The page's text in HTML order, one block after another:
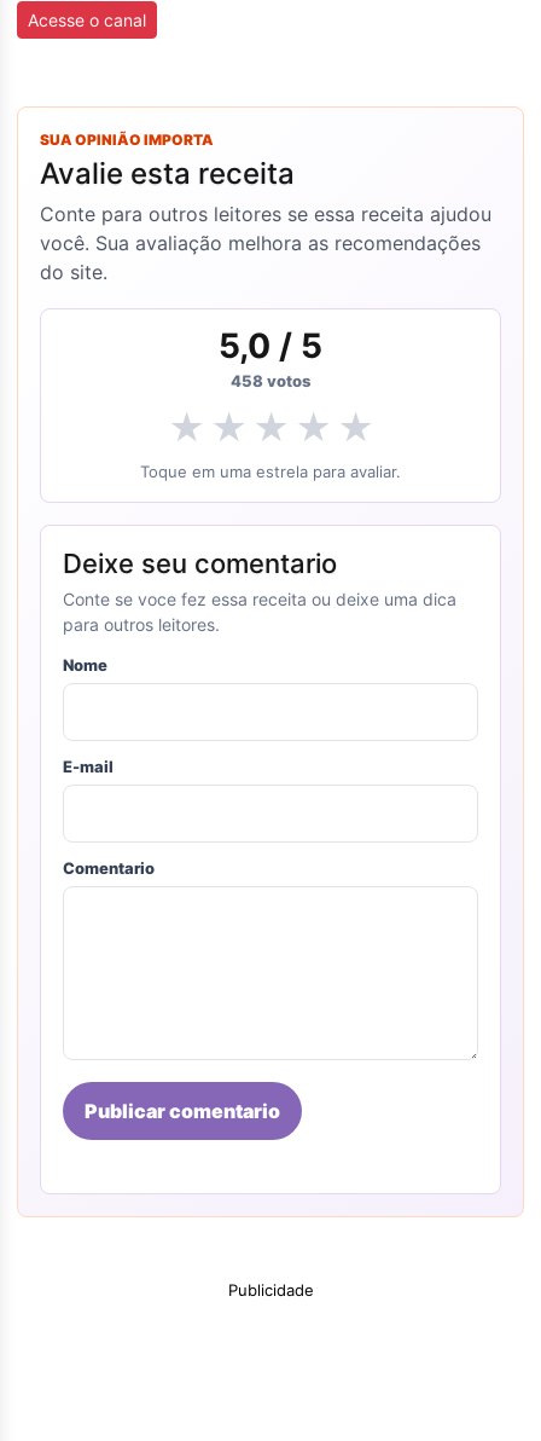
Acesse o canal
SUA OPINIÃO IMPORTA
Avalie esta receita
Conte para outros leitores se essa receita ajudou
você. Sua avaliação melhora as recomendações
do site.
5,0 / 5
458votos
★ ★ ★ ★ ★
Toque em uma estrela para avaliar.
Deixe seu comentario
Conte se voce fez essa receita ou deixe uma dica
para outros leitores.
Nome
E-mail
Comentario
Publicar comentario
Publicidade